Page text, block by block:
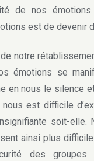
de nos
est de devenir
notre
émotions se
en nous le silence
nous est difficile
soit-elle.
ainsi plus
des groupes